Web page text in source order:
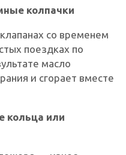
колпачки
со временем
поездках по
масло
и сгорает вместе
кольца или